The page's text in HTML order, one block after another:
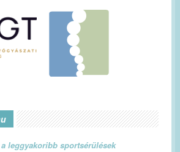
leggyakoribb sportsérülések